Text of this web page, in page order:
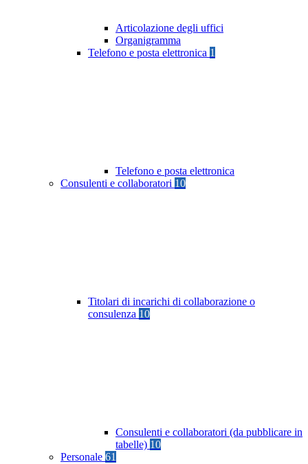
Articolazione degli uffici
Organigramma
Telefono e posta elettronica 1
Telefono e posta elettronica
Consulenti e collaboratori 10
Titolari di incarichi di collaborazione o
consulenza 10
Consulenti e collaboratori (da pubblicare in
tabelle) 10
Personale 61